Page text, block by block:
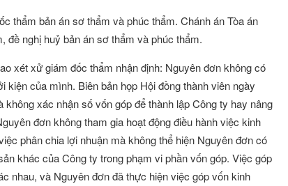
thẩm bản án sơ thẩm và phúc thẩm. Chánh án Tòa án
đề nghị huỷ bản án sơ thẩm và phúc thẩm.
xét xử giám đốc thẩm nhận định: Nguyên đơn không có
của mình. Biên bản họp Hội đồng thành viên ngày
xác nhận số vốn góp để thành lập Công ty hay nâng
đơn không tham gia hoạt động điều hành việc kinh
phân chia lợi nhuận mà không thể hiện Nguyên đơn có
khác của Công ty trong phạm vi phần vốn góp. Việc góp
nhau, và Nguyên đơn đã thực hiện việc góp vốn kinh